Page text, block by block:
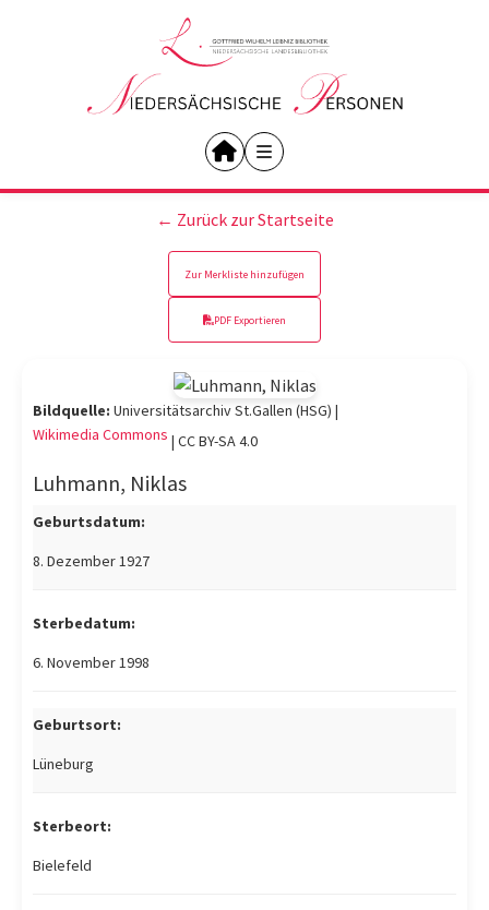
← Zurück zur Startseite
Zur Merkliste hinzufügen
PDF Exportieren
Luhmann, Niklas
Geburtsdatum:
8. Dezember 1927
Sterbedatum:
6. November 1998
Geburtsort:
Lüneburg
Sterbeort:
Bielefeld
Bildquelle: Universitätsarchiv St.Gallen (HSG) |
Wikimedia Commons | CC BY-SA 4.0